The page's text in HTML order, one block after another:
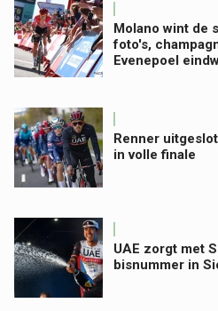
Molano wint de
foto's,
Evenepoel
Renner
in volle finale
UAE zorgt met
bisnummer in